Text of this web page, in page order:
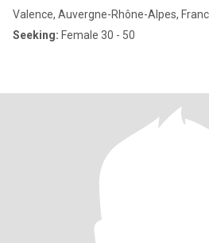
Valence, Auvergne-Rhône-Alpes,
Seeking: Female 30 - 50